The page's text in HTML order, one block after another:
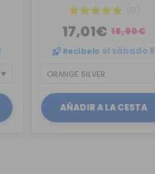
(13)
17,01€ 18,90€
Recíbelo el sábado 8
AÑADIR A LA CESTA